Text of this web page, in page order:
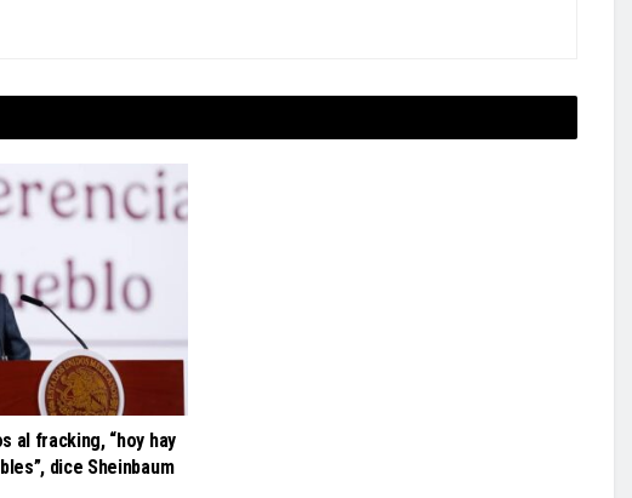
al fracking, “hoy hay
dice Sheinbaum